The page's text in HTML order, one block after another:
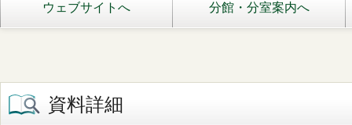
ウェブサイトへ
分館・分室案内へ
資料詳細